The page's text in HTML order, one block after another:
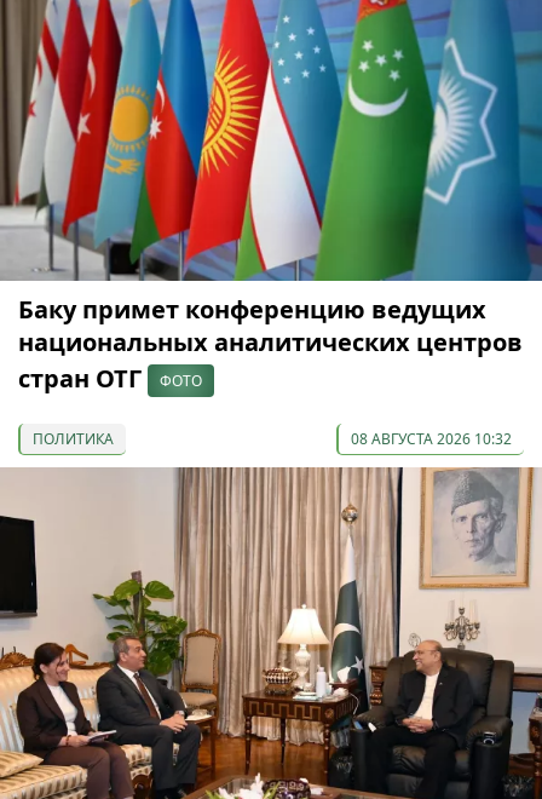
Баку примет конференцию ведущих
национальных аналитических центров
стран ОТГ
ФОТО
ПОЛИТИКА 08 АВГУСТА 2026 10:32